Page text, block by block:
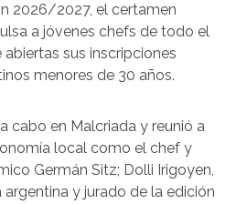
2026/2027, el certamen
a jóvenes chefs de todo el
sus inscripciones
menores de 30 años.
cabo en Malcriada y reunió a
local como el chef y
Germán Sitz; Dolli Irigoyen,
y jurado de la edición